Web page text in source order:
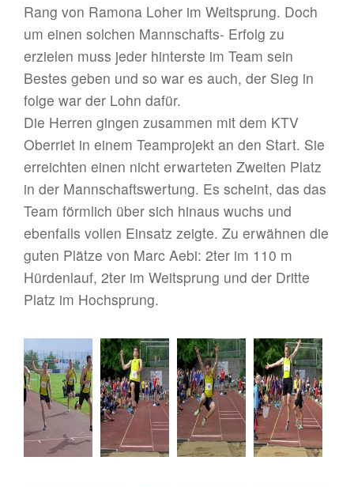
Rang von Ramona Loher im Weitsprung. Doch
um einen solchen Mannschafts- Erfolg zu
erzielen muss jeder hinterste im Team sein
Bestes geben und so war es auch, der Sieg in
folge war der Lohn dafür.
Die Herren gingen zusammen mit dem KTV
Oberriet in einem Teamprojekt an den Start. Sie
erreichten einen nicht erwarteten Zweiten Platz
in der Mannschaftswertung. Es scheint, das das
Team förmlich über sich hinaus wuchs und
ebenfalls vollen Einsatz zeigte. Zu erwähnen die
guten Plätze von Marc Aebi: 2ter im 110 m
Hürdenlauf, 2ter im Weitsprung und der Dritte
Platz im Hochsprung.